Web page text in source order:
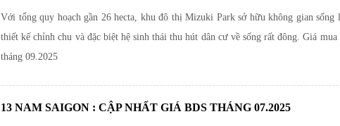
Với tổng quy hoạch gần 26 hecta, khu đô thị Mizuki Park sở hữu không gian
thiết kế chỉnh chu và đặc biệt hệ sinh thái thu hút dân cư về sống rất đông. Giá mua
tháng 09.2025
13 NAM SAIGON : CẬP NHẤT GIÁ BDS THÁNG 07.2025